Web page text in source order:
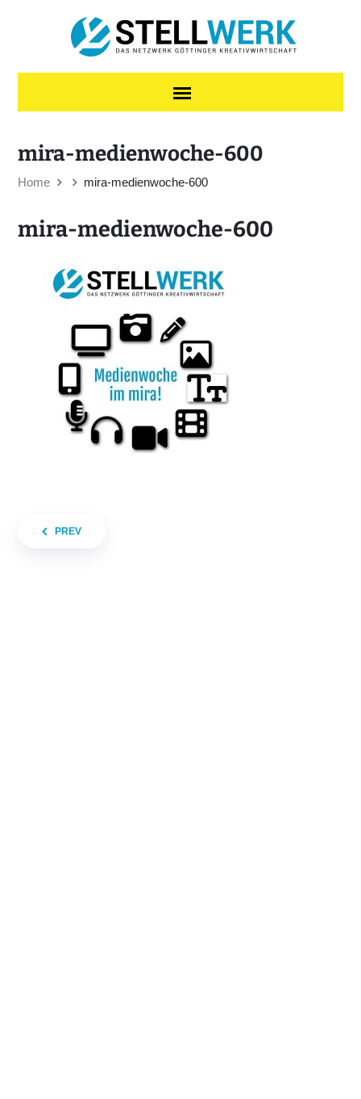
mira-medienwoche-600
Home mira-medienwoche-600
mira-medienwoche-600
Beitragsnavigation
PREV